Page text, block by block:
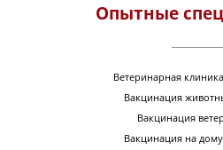
Опытные
Ветеринарная
Вакцинация
Вакцинация
Вакцинация на